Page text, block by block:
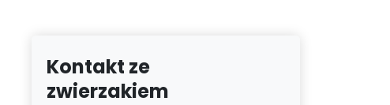
Kontakt ze
zwierzakiem